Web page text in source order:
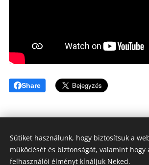
Share
Tóthné Hesz Andrea
Sütiket használunk, hogy biztosítsuk a
működését és biztonságát, valamint hogy
felhasználói élményt kínáljuk Neked.